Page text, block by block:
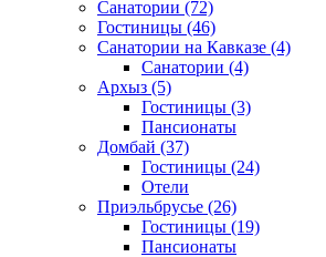
Санатории (72)
Гостиницы (46)
Санатории на Кавказе (4)
Санатории (4)
Архыз (5)
Гостиницы (3)
Пансионаты
Домбай (37)
Гостиницы (24)
Отели
Приэльбрусье (26)
Гостиницы (19)
Пансионаты